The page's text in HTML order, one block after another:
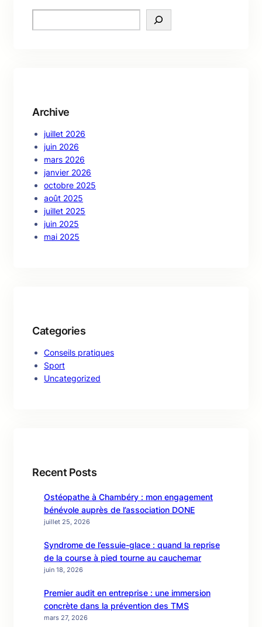
e
Archive
juillet 2026
juin 2026
mars 2026
janvier 2026
octobre 2025
août 2025
juillet 2025
juin 2025
mai 2025
Categories
Conseils pratiques
Sport
Uncategorized
Recent Posts
Ostéopathe à Chambéry : mon engagement
bénévole auprès de l’association DONE
juillet 25, 2026
Syndrome de l’essuie-glace : quand la reprise
de la course à pied tourne au cauchemar
juin 18, 2026
Premier audit en entreprise : une immersion
concrète dans la prévention des TMS
mars 27, 2026